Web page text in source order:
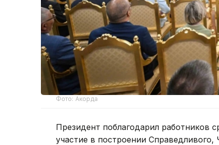
Фото: Акорда
Президент поблагодарил работников
участие в построении Справедливого,